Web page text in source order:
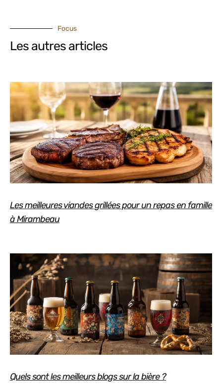
Focus
Les autres articles
Les meilleures viandes grillées pour un repas en famille
à Mirambeau
Quels sont les meilleurs blogs sur la bière ?